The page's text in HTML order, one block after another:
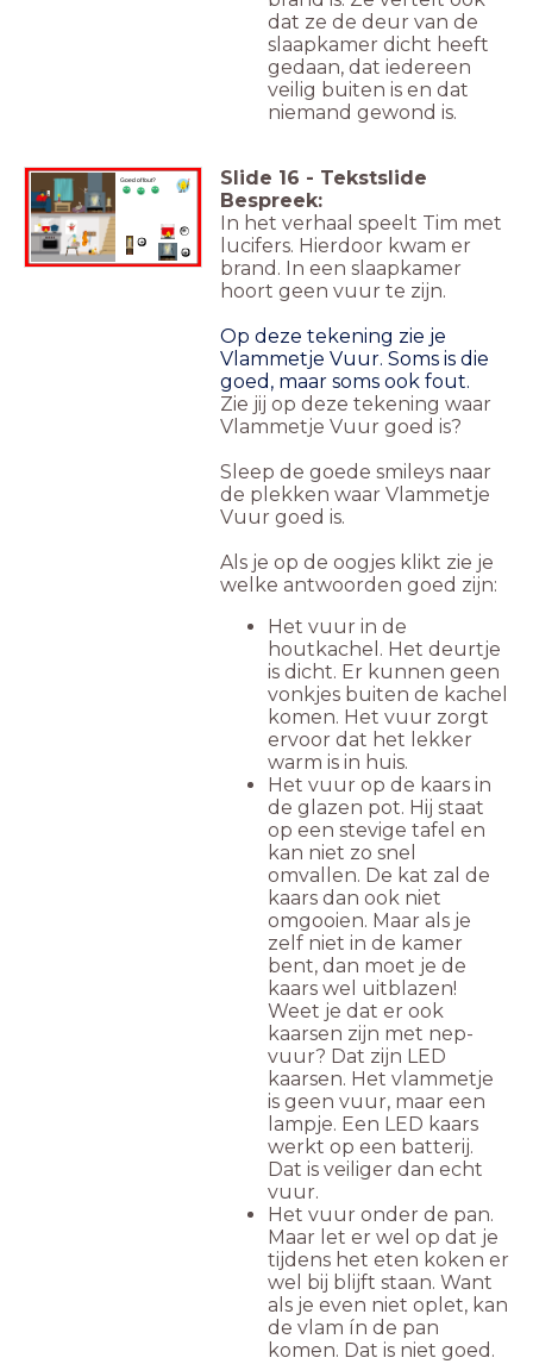
dat ze de deur van de
slaapkamer dicht heeft
gedaan, dat iedereen
veilig buiten is en dat
niemand gewond is.
Goed of fout? Slide 16 - Tekstslide
Bespreek:
In het verhaal speelt Tim met
lucifers. Hierdoor kwam er
brand. In een slaapkamer
hoort geen vuur te zijn.
Op deze tekening zie je
Vlammetje Vuur. Soms is die
goed, maar soms ook fout.
Zie jij op deze tekening waar
Vlammetje Vuur goed is?
Sleep de goede smileys naar
de plekken waar Vlammetje
Vuur goed is.
Als je op de oogjes klikt zie je
welke antwoorden goed zijn:
Het vuur in de
houtkachel. Het deurtje
is dicht. Er kunnen geen
vonkjes buiten de kachel
komen. Het vuur zorgt
ervoor dat het lekker
warm is in huis.
Het vuur op de kaars in
de glazen pot. Hij staat
op een stevige tafel en
kan niet zo snel
omvallen. De kat zal de
kaars dan ook niet
omgooien. Maar als je
zelf niet in de kamer
bent, dan moet je de
kaars wel uitblazen!
Weet je dat er ook
kaarsen zijn met nep-
vuur? Dat zijn LED
kaarsen. Het vlammetje
is geen vuur, maar een
lampje. Een LED kaars
werkt op een batterij.
Dat is veiliger dan echt
vuur.
Het vuur onder de pan.
Maar let er wel op dat je
tijdens het eten koken er
wel bij blijft staan. Want
als je even niet oplet, kan
de vlam ín de pan
komen. Dat is niet goed.